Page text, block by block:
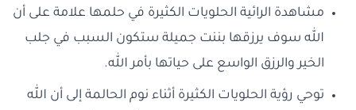
مشاهدة الرائية الحلويات الكثيرة في حلمها علامة على أن
الله سوف يرزقها بننت جميلة ستكون السبب في جلب
الخير والرزق الواسع على حياتها بأمر الله.
توحي رؤية الحلويات الكثيرة أثناء نوم الحالمة إلى أن الله